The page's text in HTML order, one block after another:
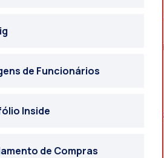
de Funcionários
Inside
de Compras